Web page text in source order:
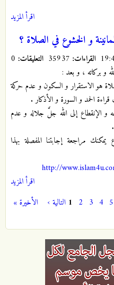
اقرأ المزيد
و الخشوع في الصلاة ؟
القراءات: التعليقات:
و بركاته ، و بعد :
هو الاستقرار و السكون و عدم حركة
الحمد و السورة و الأذكار .
و الإنقطاع إلى الله جلَّ جلاله و عدم
مراجعة إجابتنا المفصلة بهذا
http://
اقرأ المزيد
1 2 3 4 5 التالية › الأخيرة »